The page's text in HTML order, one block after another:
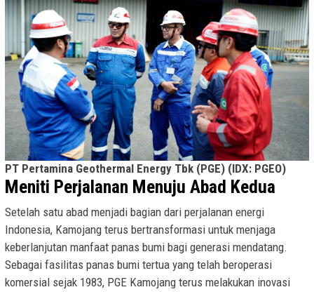
PT Pertamina Geothermal Energy Tbk (PGE) (IDX: PGEO)
Meniti Perjalanan Menuju Abad Kedua
Setelah satu abad menjadi bagian dari perjalanan energi
Indonesia, Kamojang terus bertransformasi untuk menjaga
keberlanjutan manfaat panas bumi bagi generasi mendatang.
Sebagai fasilitas panas bumi tertua yang telah beroperasi
komersial sejak 1983, PGE Kamojang terus melakukan inovasi